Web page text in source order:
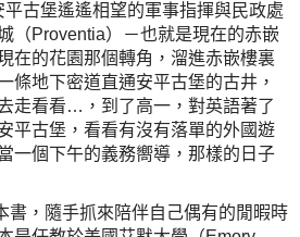
平古堡遙遙相望的軍事指揮與民政處
（Proventia）－也就是現在的赤嵌
在的花園那個轉角，溜進赤嵌樓裏
條地下密道直通安平古堡的古井，
走看看…，到了高一，對英語著了
平古堡，看看有沒有落單的外國遊
一個下午的義務嚮導，那樣的日子
，隨手抓來陪伴自己偶有的閒暇時